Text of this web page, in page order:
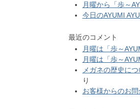
月曜から「歩～
今日のAYUMI
最近のコメント
月曜は「歩～
月曜は「歩～
メガネの歴史に
り
お客様からのお問